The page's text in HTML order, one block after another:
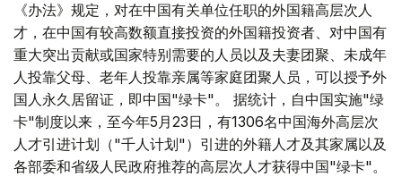
《办法》规定，对在中国有关单位任职的外国籍高层次人
才，在中国有较高数额直接投资的外国籍投资者、对中国有
重大突出贡献或国家特别需要的人员以及夫妻团聚、未成年
人投靠父母、老年人投靠亲属等家庭团聚人员，可以授予外
国人永久居留证，即中国"绿卡"。 据统计，自中国实施"绿
卡"制度以来，至今年5月23日，有1306名中国海外高层次
人才引进计划（"千人计划"）引进的外籍人才及其家属以及
各部委和省级人民政府推荐的高层次人才获得中国"绿卡"。